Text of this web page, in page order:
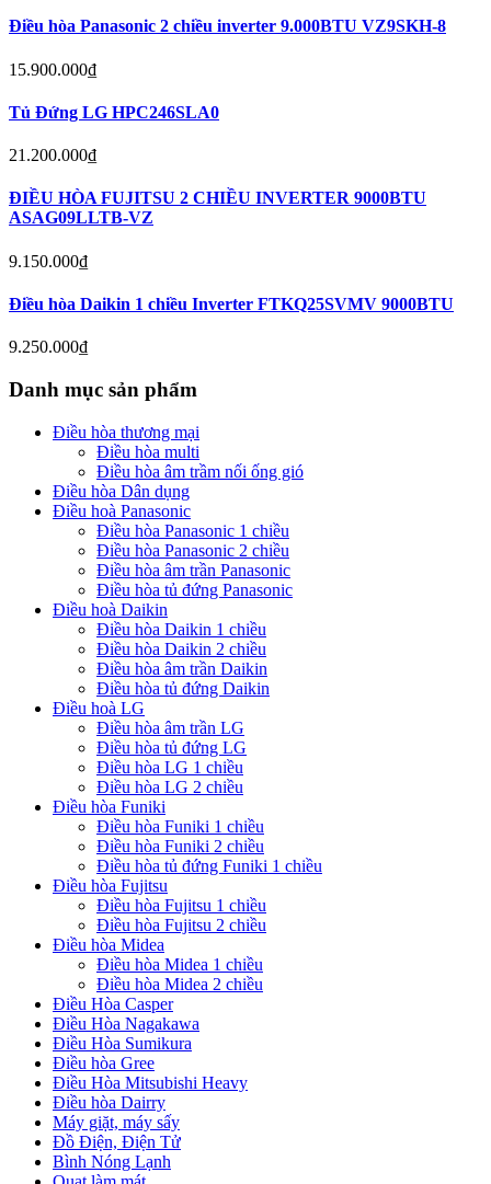
Điều hòa Panasonic 2 chiều inverter 9.000BTU VZ9SKH-8
15.900.000₫
Tủ Đứng LG HPC246SLA0
21.200.000₫
ĐIỀU HÒA FUJITSU 2 CHIỀU INVERTER 9000BTU
ASAG09LLTB-VZ
9.150.000₫
Điều hòa Daikin 1 chiều Inverter FTKQ25SVMV 9000BTU
9.250.000₫
Danh mục sản phẩm
Điều hòa thương mại
Điều hòa multi
Điều hòa âm trầm nối ống gió
Điều hòa Dân dụng
Điều hoà Panasonic
Điều hòa Panasonic 1 chiều
Điều hòa Panasonic 2 chiều
Điều hòa âm trần Panasonic
Điều hòa tủ đứng Panasonic
Điều hoà Daikin
Điều hòa Daikin 1 chiều
Điều hòa Daikin 2 chiều
Điều hòa âm trần Daikin
Điều hòa tủ đứng Daikin
Điều hoà LG
Điều hòa âm trần LG
Điều hòa tủ đứng LG
Điều hòa LG 1 chiều
Điều hòa LG 2 chiều
Điều hòa Funiki
Điều hòa Funiki 1 chiều
Điều hòa Funiki 2 chiều
Điều hòa tủ đứng Funiki 1 chiều
Điều hòa Fujitsu
Điều hòa Fujitsu 1 chiều
Điều hòa Fujitsu 2 chiều
Điều hòa Midea
Điều hòa Midea 1 chiều
Điều hòa Midea 2 chiều
Điều Hòa Casper
Điều Hòa Nagakawa
Điều Hòa Sumikura
Điều hòa Gree
Điều Hòa Mitsubishi Heavy
Điều hòa Dairry
Máy giặt, máy sấy
Đồ Điện, Điện Tử
Bình Nóng Lạnh